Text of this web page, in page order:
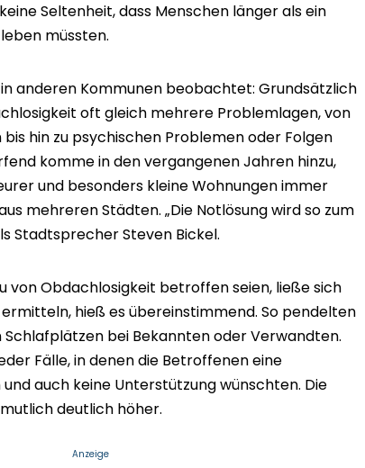
Seltenheit, dass Menschen länger als ein
müssten.
anderen Kommunen beobachtet: Grundsätzlich
oft gleich mehrere Problemlagen, von
hin zu psychischen Problemen oder Folgen
komme in den vergangenen Jahren hinzu,
und besonders kleine Wohnungen immer
mehreren Städten. „Die Notlösung wird so zum
Stadtsprecher Steven Bickel.
von Obdachlosigkeit betroffen seien, ließe sich
hieß es übereinstimmend. So pendelten
bei Bekannten oder Verwandten.
Fälle, in denen die Betroffenen eine
auch keine Unterstützung wünschten. Die
deutlich höher.
Anzeige